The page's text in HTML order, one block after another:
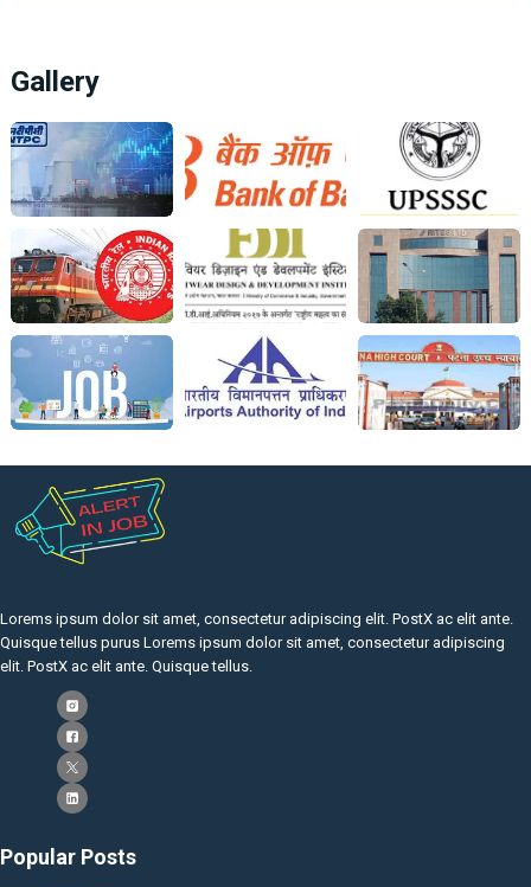
Gallery
Lorems ipsum dolor sit amet, consectetur adipiscing elit. PostX ac elit ante.
Quisque tellus purus Lorems ipsum dolor sit amet, consectetur adipiscing
elit. PostX ac elit ante. Quisque tellus.
Popular Posts